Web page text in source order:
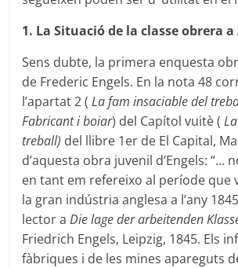
1. La Situació de la classe obrera
Sens dubte, la primera enquesta
de Frederic Engels. En la nota 48
l’apartat 2 (La fam insaciable del
Fabricant i boiar) del Capítol vuitè (
treball) del llibre 1er de El Capital,
d’aquesta obra juvenil d’Engels: “…
en tant em refereixo al període que
la gran indústria anglesa a l’any
lector aDie lage der arbeitenden
Friedrich Engels, Leipzig, 1845. Els
fàbriques i de les mines apareguts